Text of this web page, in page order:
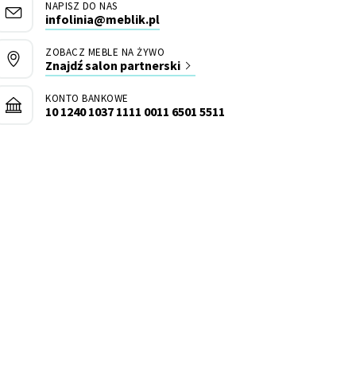
NAPISZ DO NAS
infolinia@meblik.pl
ZOBACZ MEBLE NA ŻYWO
Znajdź salon partnerski
KONTO BANKOWE
10 1240 1037 1111 0011 6501 5511